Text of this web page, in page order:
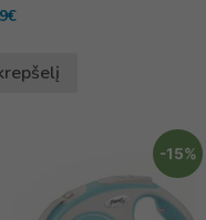
€
-15%